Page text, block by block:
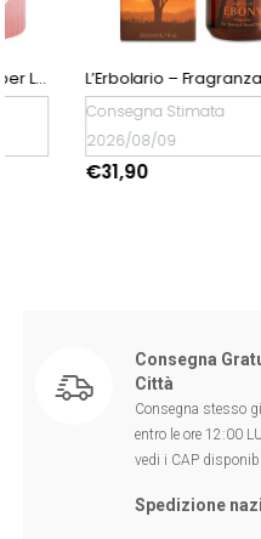
L’Erbolario – Fragranza per Legni Profumati Accordo di Ebano
Consegna Stimata
2026/08/09
31,90
Consegna
Città
Consegna stesso
entro le ore 12:00
vedi i CAP
Spedizione